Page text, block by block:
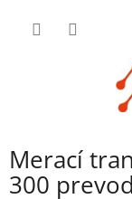
Merací
300